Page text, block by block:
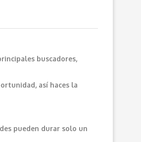
buscadores,
así haces la
pueden durar solo un